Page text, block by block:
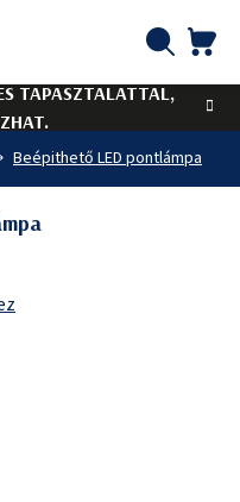
TAPASZTALATTAL,
Beépithető LED pontlámpa